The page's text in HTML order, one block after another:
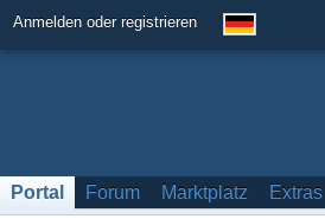
Anmelden oder registrieren
Portal Forum Marktplatz Extras